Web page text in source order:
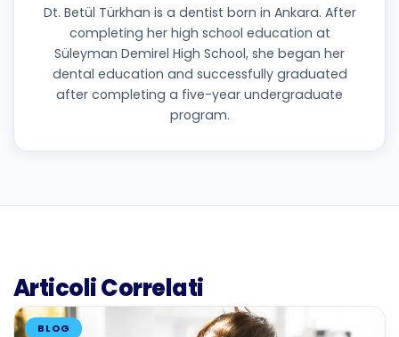
Dt. Betül Türkhan is a dentist born in Ankara. After
completing her high school education at
Süleyman Demirel High School, she began her
dental education and successfully graduated
after completing a five-year undergraduate
program.
Articoli Correlati
BLOG